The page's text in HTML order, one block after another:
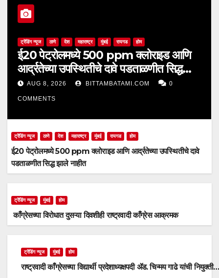
ट्रेंडिंग न्यूज ठाणे देश महाराष्ट्र मुंबई रायगड होम
ई20 पेट्रोलमध्ये 500 ppm क्लोराइड आणि
आर्द्रतेच्या उपस्थितीचे दावे पडताळणीत सिद्ध
झाले नाहीत
AUG 8, 2026 BITTAMBATAMI.COM 0
COMMENTS
ट्रेंडिंग न्यूज ठाणे देश महाराष्ट्र मुंबई रायगड होम
ई20 पेट्रोलमध्ये 500 ppm क्लोराइड आणि आर्द्रतेच्या उपस्थितीचे दावे
पडताळणीत सिद्ध झाले नाहीत
ट्रेंडिंग न्यूज मुंबई होम
काँग्रेसच्या विरोधात दुसऱ्या दिवशीही राष्ट्रवादी काँग्रेस आक्रमक
ट्रेंडिंग न्यूज मुंबई होम
राष्ट्रवादी काँग्रेसच्या विद्यार्थी प्रदेशाध्यक्षपदी ॲड. चिन्मय गाढे यांची नियुक्ती…